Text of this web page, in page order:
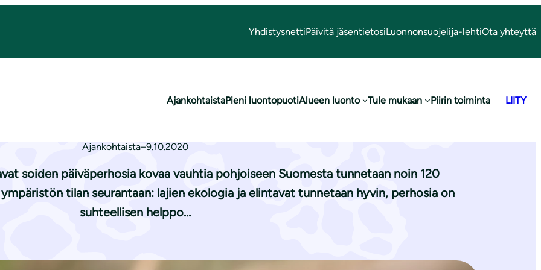
YhdistysnettiPäivitä jäsentietosiLuonnonsuojelija-lehtiOta yhteyttä
AjankohtaistaPieni luontopuotiAlueen luonto Tule mukaan Piirin toiminta LIITY
kyytiä suoperhosille
ja kuivaa kyytiä suoperhosille
Ajankohtaista–9.10.2020
soiden päiväperhosia kovaa vauhtia pohjoiseen Suomesta tunnetaan noin 120
tilan seurantaan: lajien ekologia ja elintavat tunnetaan hyvin, perhosia on
suhteellisen helppo…